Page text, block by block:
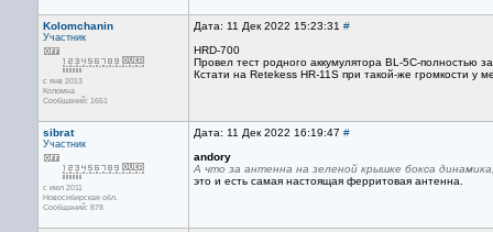
Kolomchanin
Участник
с янв 2013
Коломна
Сообщений: 1651
Дата: 11 Дек 2022 15:23:31 #
HRD-700
Провел тест родного аккумулятора BL-5C-полностью
Кстати на Retekess HR-11S при такой-же громкости у
sibrat
Участник
с июл 2011
Новосибирская обл.
Сообщений: 878
Дата: 11 Дек 2022 16:19:47 #
andory
А что за антенна на зеленой крышке бокса
это и есть самая настоящая ферритовая антенна.